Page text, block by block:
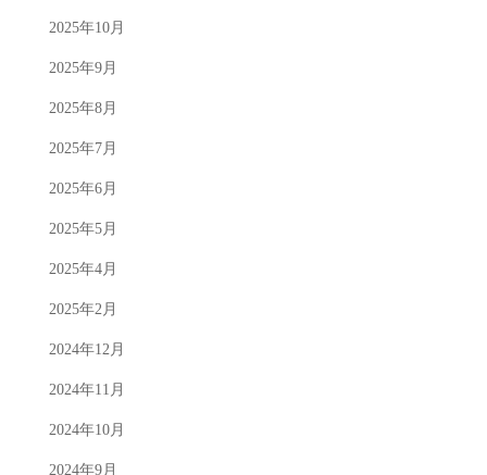
2025年10月
2025年9月
2025年8月
2025年7月
2025年6月
2025年5月
2025年4月
2025年2月
2024年12月
2024年11月
2024年10月
2024年9月